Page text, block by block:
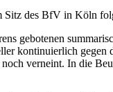
Sitz des BfV in Köln
gebotenen
kontinuierlich gegen
verneint. In die